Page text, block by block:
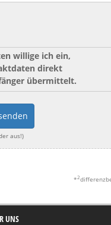
willige ich ein,
direkt
übermittelt.
aus!)
*2
UNS